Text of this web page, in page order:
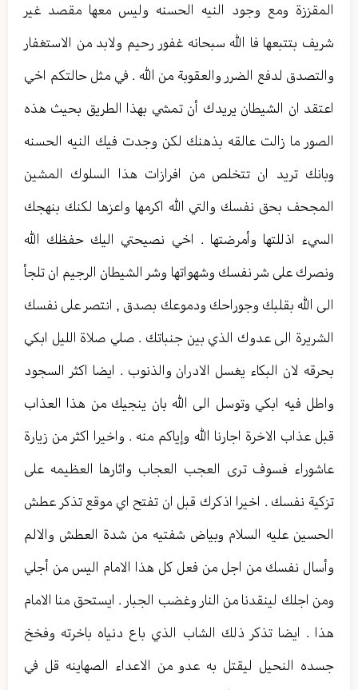
المقززة ومع وجود النيه الحسنه وليس معها مقصد غير
شريف بتتبعها فا الله سبحانه غفور رحيم ولابد من الاستغفار
والتصدق لدفع الضرر والعقوبة من الله . في مثل حالتكم اخي
اعتقد ان الشيطان يريدك أن تمشي بهذا الطريق بحيث هذه
الصور ما زالت عالقه بذهنك لكن وجدت فيك النيه الحسنه
وبانك تريد ان تتخلص من افرازات هذا السلوك المشين
المجحف بحق نفسك والتي الله اكرمها واعزها لكنك بنهجك
السيء اذللتها وأمرضتها . اخي نصيحتي اليك حفظك الله
ونصرك على شر نفسك وشهواتها وشر الشيطان الرجيم ان تلجأ
الى الله بقلبك وجوراحك ودموعك بصدق , انتصر على نفسك
الشريرة الى عدوك الذي بين جنباتك . صلي صلاة الليل ابكي
بحرقه لان البكاء يغسل الادران والذنوب . ايضا اكثر السجود
واطل فيه ابكي وتوسل الى الله بان ينجيك من هذا العذاب
قبل عذاب الاخرة اجارنا الله وإياكم منه . واخيرا اكثر من زيارة
عاشوراء فسوف ترى العجب العجاب واثارها العظيمه على
تزكية نفسك . اخيرا اذكرك قبل ان تفتح اي موقع تذكر عطش
الحسين عليه السلام وبياض شفتيه من شدة العطش والالم
وأسال نفسك من اجل من فعل كل هذا الامام اليس من أجلي
ومن اجلك لينقدنا من النار وغضب الجبار . ايستحق منا الامام
هذا . ايضا تذكر ذلك الشاب الذي باع دنياه باخرته وفخخ
جسده النحيل ليقتل به عدو من الاعداء الصهاينه قل في